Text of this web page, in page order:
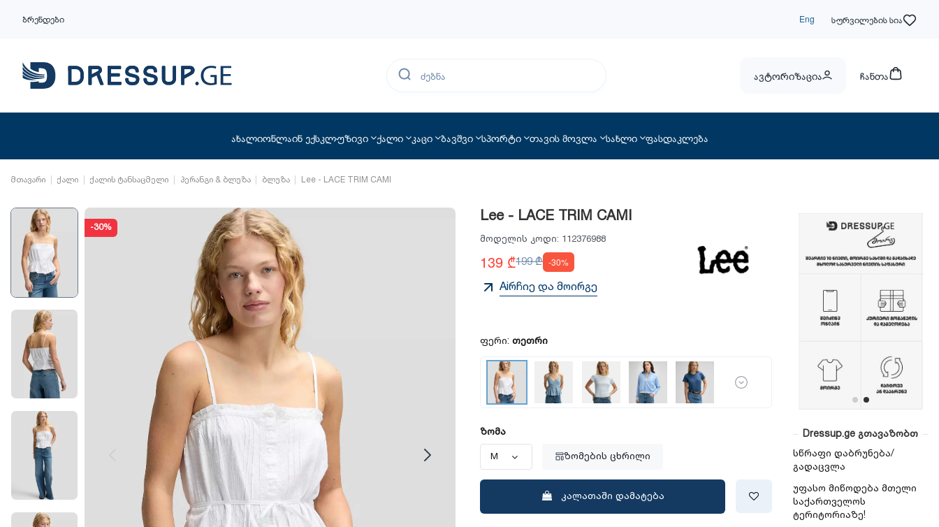
ბრენდები Eng სურვილების სია
ავტორიზაცია ჩანთა
ახალიონლაინ ექსკლუზივი ქალი კაცი ბავშვი სპორტი თავის მოვლა სახლი ფასდაკლება
მთავარი ქალი ქალის ტანსაცმელი პერანგი & ბლუზა ბლუზა Lee - LACE TRIM CAMI
-30%
Lee - LACE TRIM CAMI
მოდელის კოდი: 112376988
139 ₾199 ₾ -30%
Aiრჩიე და მოირგე
ფერი: თეთრი
ზომა
ზომების ცხრილი
კალათაში დამატება
Dressup.ge გთავაზობთ
სწრაფი დაბრუნება/
გადაცვლა
უფასო მიწოდება მთელი
საქართველოს
ტერიტორიაზე!